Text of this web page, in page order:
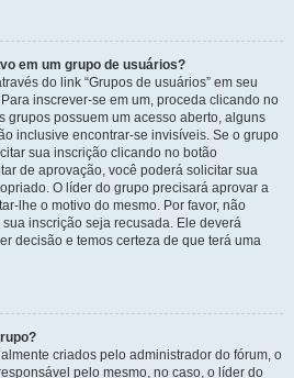
em um grupo de usuários?
do link “Grupos de usuários” em seu
inscrever-se em um, proceda clicando no
grupos possuem um acesso aberto, alguns
inclusive encontrar-se invisíveis. Se o grupo
sua inscrição clicando no botão
de aprovação, você poderá solicitar sua
O líder do grupo precisará aprovar a
lhe o motivo do mesmo. Por favor, não
inscrição seja recusada. Ele deverá
decisão e temos certeza de que terá uma
criados pelo administrador do fórum, o
pelo mesmo, no caso, o líder do